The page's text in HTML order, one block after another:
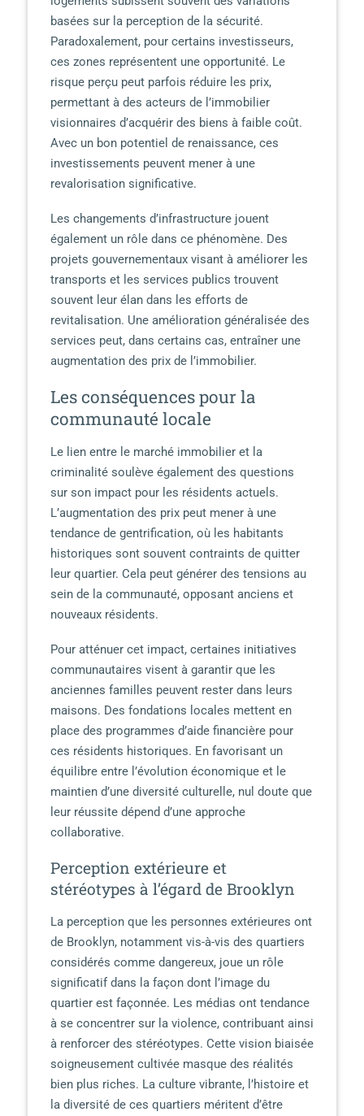
basées sur la perception de la sécurité.
Paradoxalement, pour certains investisseurs,
ces zones représentent une opportunité. Le
risque perçu peut parfois réduire les prix,
permettant à des acteurs de l’immobilier
visionnaires d’acquérir des biens à faible coût.
Avec un bon potentiel de renaissance, ces
investissements peuvent mener à une
revalorisation significative.
Les changements d’infrastructure jouent
également un rôle dans ce phénomène. Des
projets gouvernementaux visant à améliorer les
transports et les services publics trouvent
souvent leur élan dans les efforts de
revitalisation. Une amélioration généralisée des
services peut, dans certains cas, entraîner une
augmentation des prix de l’immobilier.
Les conséquences pour la
communauté locale
Le lien entre le marché immobilier et la
criminalité soulève également des questions
sur son impact pour les résidents actuels.
L’augmentation des prix peut mener à une
tendance de gentrification, où les habitants
historiques sont souvent contraints de quitter
leur quartier. Cela peut générer des tensions au
sein de la communauté, opposant anciens et
nouveaux résidents.
Pour atténuer cet impact, certaines initiatives
communautaires visent à garantir que les
anciennes familles peuvent rester dans leurs
maisons. Des fondations locales mettent en
place des programmes d’aide financière pour
ces résidents historiques. En favorisant un
équilibre entre l’évolution économique et le
maintien d’une diversité culturelle, nul doute que
leur réussite dépend d’une approche
collaborative.
Perception extérieure et
stéréotypes à l’égard de Brooklyn
La perception que les personnes extérieures ont
de Brooklyn, notamment vis-à-vis des quartiers
considérés comme dangereux, joue un rôle
significatif dans la façon dont l’image du
quartier est façonnée. Les médias ont tendance
à se concentrer sur la violence, contribuant ainsi
à renforcer des stéréotypes. Cette vision biaisée
soigneusement cultivée masque des réalités
bien plus riches. La culture vibrante, l’histoire et
la diversité de ces quartiers méritent d’être